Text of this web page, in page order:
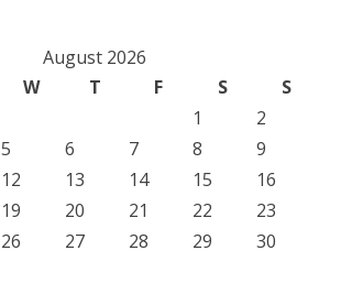
August 2026
W T F S
S
1
2
5 6 7 8
9
12 13 14 15
16
19 20 21 22
23
26 27 28 29
30